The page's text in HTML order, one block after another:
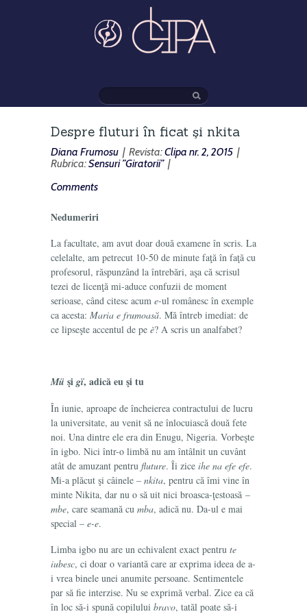
Despre fluturi în ficat şi nkita
Diana Frumosu | Revista:Clipa nr. 2, 2015 |
Rubrica:Sensuri ”Giratorii” |
Comments
Nedumeriri
La facultate, am avut doar două examene în scris. La
celelalte, am petrecut 10-50 de minute faţă în faţă cu
profesorul, răspunzând la întrebări, aşa că scrisul
tezei de licenţă mi-aduce confuzii de moment
serioase, când citesc acum e-ul românesc în exemple
ca acesta: Maria e frumoasă. Mă întreb imediat: de
ce lipseşte accentul de pe è? A scris un analfabet?
Mü şi gï, adică eu şi tu
În iunie, aproape de încheierea contractului de lucru
la universitate, au venit să ne înlocuiască două fete
noi. Una dintre ele era din Enugu, Nigeria. Vorbeşte
în igbo. Nici într-o limbă nu am întâlnit un cuvânt
atât de amuzant pentru fluture. Îi zice ihe na efe efe.
Mi-a plăcut şi câinele – nkita, pentru că îmi vine în
minte Nikita, dar nu o să uit nici broasca-ţestoasă –
mbe, care seamană cu mba, adică nu. Da-ul e mai
special – e-e.
Limba igbo nu are un echivalent exact pentru te
iubesc, ci doar o variantă care ar exprima ideea de a-
i vrea binele unei anumite persoane. Sentimentele
par să fie interzise. Nu se exprimă verbal. Zice ea că
în loc să-i spună copilului bravo, tatăl poate să-i